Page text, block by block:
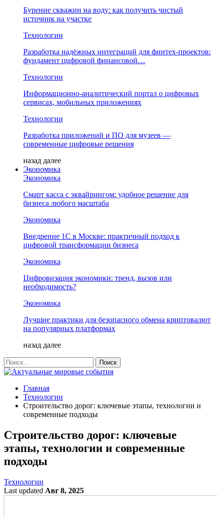
Бурение скважин на воду: как получить чистый
источник на участке
Технологии
Разработка надёжных интеграций для финтех-проектов:
фундамент цифровой финансовой…
Технологии
Информационно-аналитический портал о цифровых
сервисах, мобильных приложениях
Технологии
Разработка приложений и ПО для музеев —
современные цифровые решения
назад далее
Экономика
Экономика
Смарт касса с эквайрингом: удобное решение для
бизнеса любого масштаба
Экономика
Внедрение 1С в Москве: практичный подход к
цифровой трансформации бизнеса
Экономика
Цифровизация экономики: тренд, вызов или
необходимость?
Экономика
Лучшие практики для безопасного обмена криптовалют
на популярных платформах
назад далее
Главная
Технологии
Строительство дорог: ключевые этапы, технологии и
современные подходы
Строительство дорог: ключевые
этапы, технологии и современные
подходы
Технологии
Last updated Авг 8, 2025